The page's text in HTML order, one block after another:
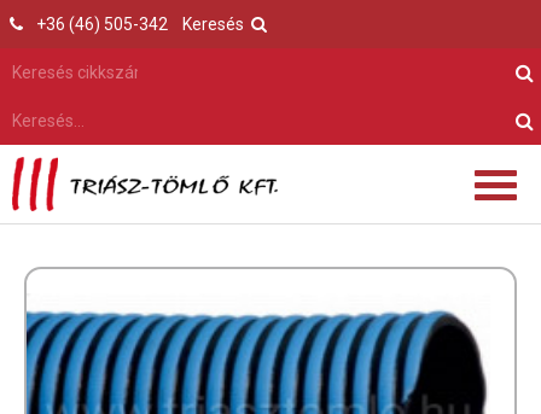
Keresés
+36 (46) 505-342